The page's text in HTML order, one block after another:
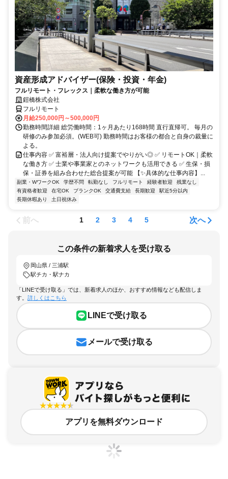
資産形成アドバイザー(保険・投資・年金)
フルリモート・フレックス｜柔軟な働き方が可能
鎧橋株式会社
フルリモート
月給250,000円～500,000円
勤務時間詳細 総労働時間：1ヶ月あたり168時間 直行直帰可。 毎月の
研修のみ参加必須。(WEB可) 勤務時間はお客様の都合と自身の裁量に
よる。
仕事内容 ✅ 富裕層・法人向け提案でやりがい◎ ✅ リモートOK｜柔軟
な働き方 ✅ 士業や事業家とのネットワークも活用できる ✅ 生保・損
保・証券を組み合わせた総合提案が可能 【✨具体的な仕事内容】...
副業・WワークOK 学歴不問 転勤なし フルリモート 経験者歓迎
残業なし
有資格者歓迎
在宅OK ブランクOK 交通費支給 長期歓迎
駅近5分以内
長期休暇あり
土日祝休み
前へ 1 2 3 4 5 次へ
この条件の新着求人を受け取る
岡山県 / 三浦駅
駅チカ・駅ナカ
「LINEで受け取る」では、新着求人のほか、おすすめ情報なども配信しま
す。 詳しくはこちら
LINEで受け取る
メールで受け取る
アプリを無料ダウンロード